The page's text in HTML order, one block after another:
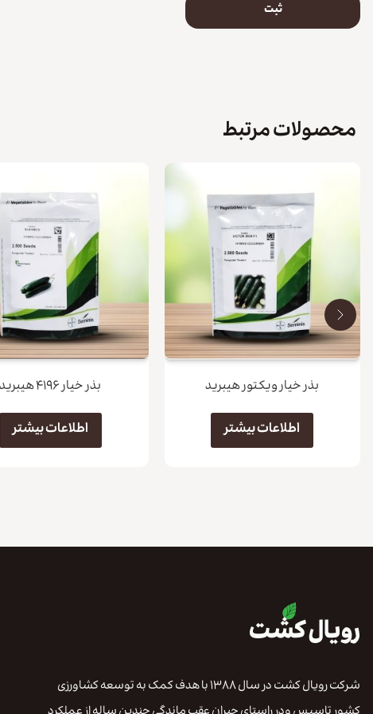
محصولات مرتبط
بذر خیار ویکتور هیبرید
اطلاعات بیشتر
بذر خیار ۴۱۹۶ هیبرید
اطلاعات بیشتر
شرکت رویال کشت در سال ۱۳۸۸ با هدف کمک به توسعه کشاورزی